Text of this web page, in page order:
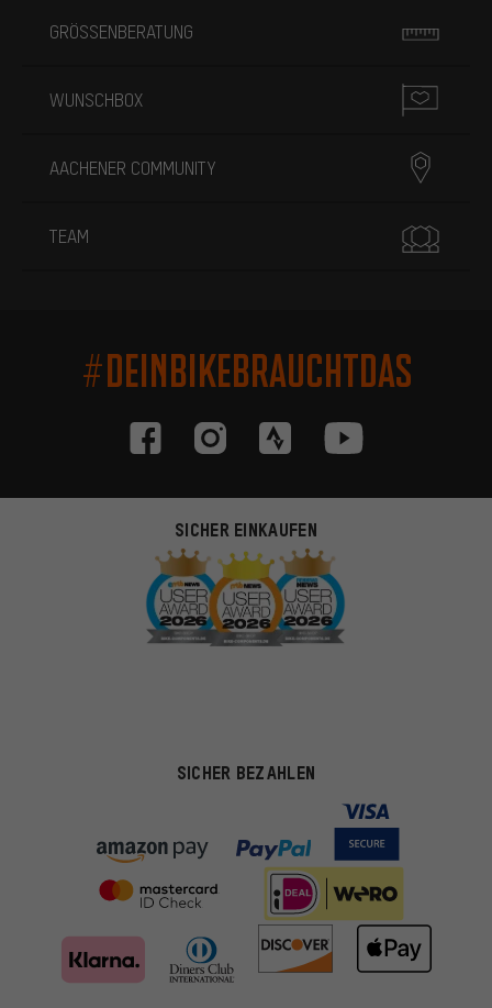
GRÖSSENBERATUNG
WUNSCHBOX
AACHENER COMMUNITY
TEAM
#DEINBIKEBRAUCHTDAS
SICHER EINKAUFEN
SICHER BEZAHLEN